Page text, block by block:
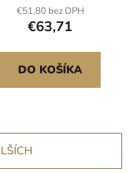
€51,80 bez DPH
€63,71
DO KOŠÍKA